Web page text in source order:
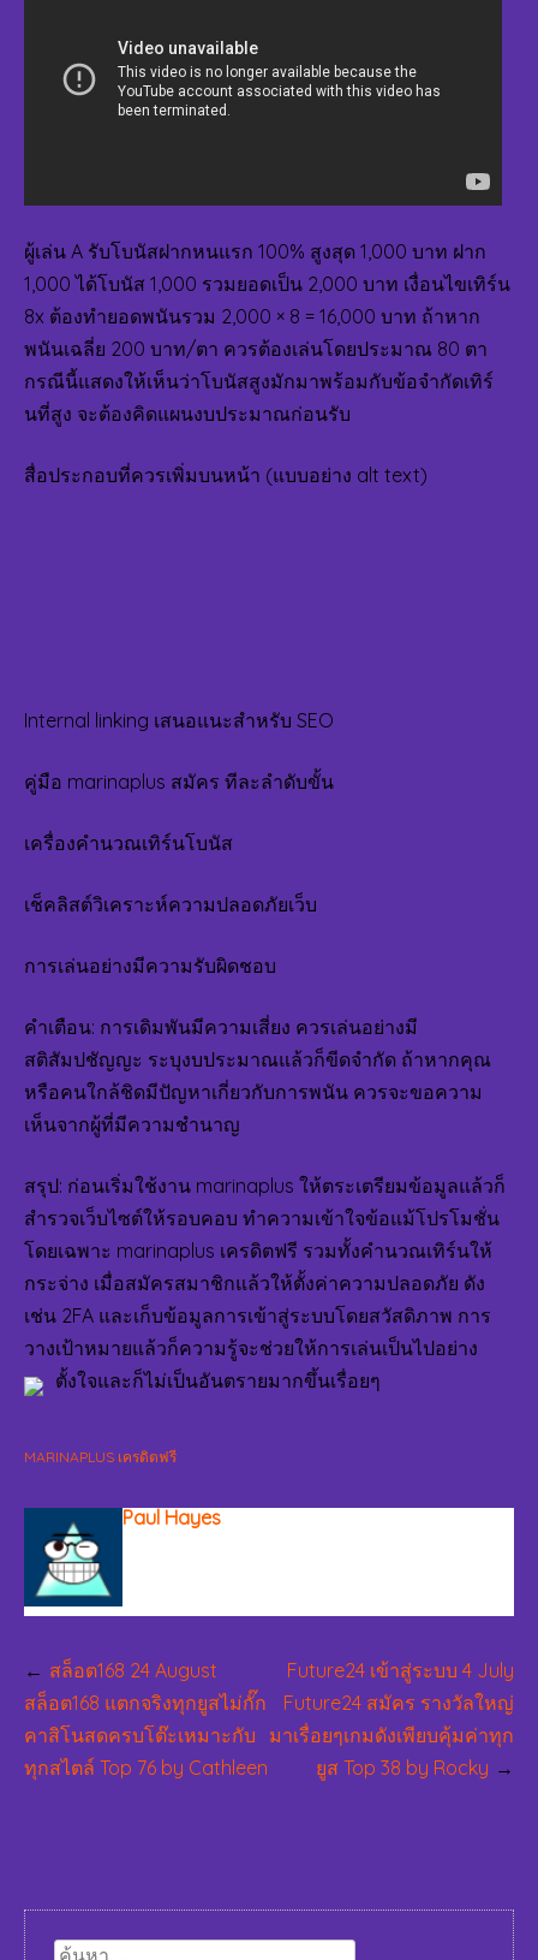
ผู้เล่น A รับโบนัสฝากหนแรก 100% สูงสุด 1,000 บาท ฝาก
1,000 ได้โบนัส 1,000 รวมยอดเป็น 2,000 บาท เงื่อนไขเทิร์น
8x ต้องทำยอดพนันรวม 2,000 × 8 = 16,000 บาท ถ้าหาก
พนันเฉลี่ย 200 บาท/ตา ควรต้องเล่นโดยประมาณ 80 ตา
กรณีนี้แสดงให้เห็นว่าโบนัสสูงมักมาพร้อมกับข้อจำกัดเทิร์
นที่สูง จะต้องคิดแผนงบประมาณก่อนรับ
สื่อประกอบที่ควรเพิ่มบนหน้า (แบบอย่าง alt text)
Internal linking เสนอแนะสำหรับ SEO
คู่มือ marinaplus สมัคร ทีละลำดับขั้น
เครื่องคำนวณเทิร์นโบนัส
เช็คลิสต์วิเคราะห์ความปลอดภัยเว็บ
การเล่นอย่างมีความรับผิดชอบ
คำเตือน: การเดิมพันมีความเสี่ยง ควรเล่นอย่างมี
สติสัมปชัญญะ ระบุงบประมาณแล้วก็ขีดจำกัด ถ้าหากคุณ
หรือคนใกล้ชิดมีปัญหาเกี่ยวกับการพนัน ควรจะขอความ
เห็นจากผู้ที่มีความชำนาญ
สรุป: ก่อนเริ่มใช้งาน marinaplus ให้ตระเตรียมข้อมูลแล้วก็
สำรวจเว็บไซต์ให้รอบคอบ ทำความเข้าใจข้อแม้โปรโมชั่น
โดยเฉพาะ marinaplus เครดิตฟรี รวมทั้งคำนวณเทิร์นให้
กระจ่าง เมื่อสมัครสมาชิกแล้วให้ตั้งค่าความปลอดภัย ดัง
เช่น 2FA และเก็บข้อมูลการเข้าสู่ระบบโดยสวัสดิภาพ การ
วางเป้าหมายแล้วก็ความรู้จะช่วยให้การเล่นเป็นไปอย่าง
ตั้งใจและก็ไม่เป็นอันตรายมากขึ้นเรื่อยๆ
MARINAPLUS เครดิตฟรี
Paul Hayes
แนะแนว
เรื่อง
สล็อต168 24 August
สล็อต168 แตกจริงทุกยูสไม่กั๊ก
คาสิโนสดครบโต๊ะเหมาะกับ
ทุกสไตล์ Top 76 by Cathleen
Future24 เข้าสู่ระบบ 4 July
Future24 สมัคร รางวัลใหญ่
มาเรื่อยๆเกมดังเพียบคุ้มค่าทุก
ยูส Top 38 by Rocky
ค้นหา